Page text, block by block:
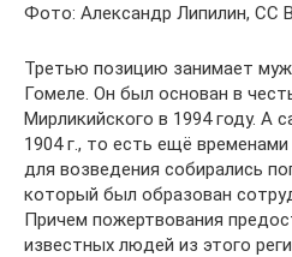
Фото: Александр Липилин, CC
Третью позицию занимает
Гомеле. Он был основан в
Мирликийского в 1994 году. А
1904 г., то есть ещё
для возведения собирались
который был образован
Причем пожертвования
известных людей из этого